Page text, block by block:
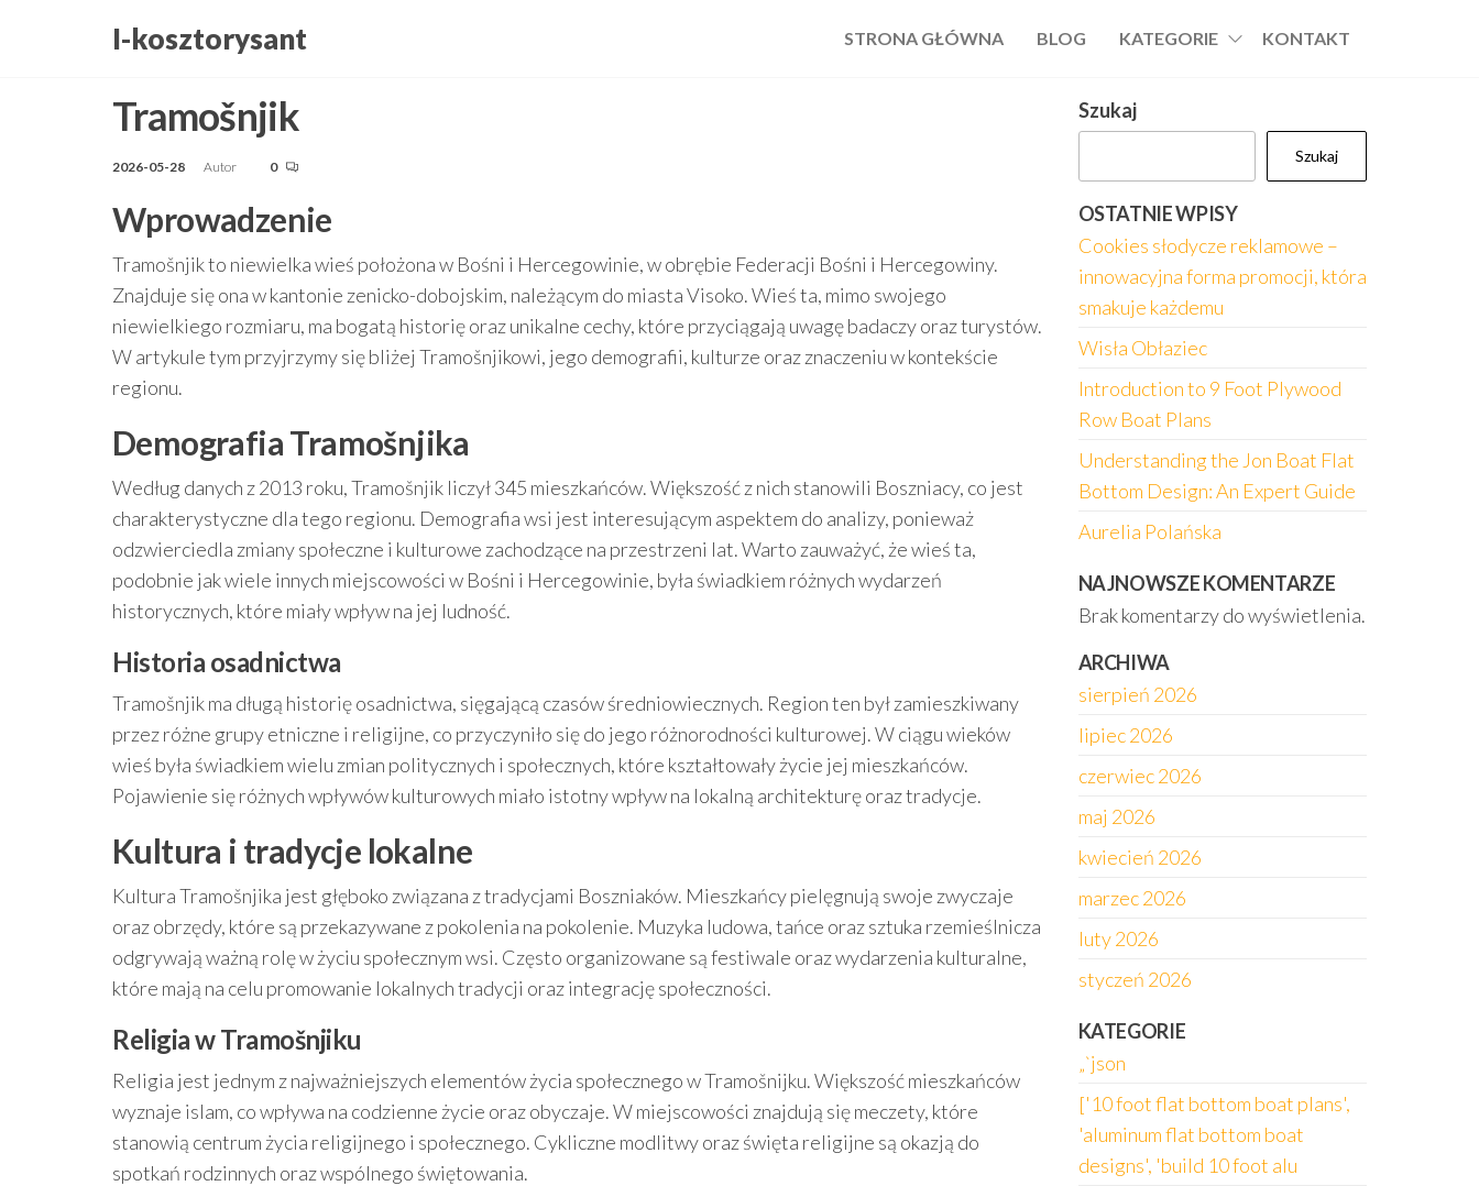
I-kosztorysant STRONA GŁÓWNA BLOG KATEGORIE KONTAKT
Tramošnjik
2026-05-28 Autor 0
Wprowadzenie
Tramošnjik to niewielka wieś położona w Bośni i Hercegowinie, w obrębie Federacji Bośni i Hercegowiny.
Znajduje się ona w kantonie zenicko-dobojskim, należącym do miasta Visoko. Wieś ta, mimo swojego
niewielkiego rozmiaru, ma bogatą historię oraz unikalne cechy, które przyciągają uwagę badaczy oraz turystów.
W artykule tym przyjrzymy się bliżej Tramošnjikowi, jego demografii, kulturze oraz znaczeniu w kontekście
regionu.
Demografia Tramošnjika
Według danych z 2013 roku, Tramošnjik liczył 345 mieszkańców. Większość z nich stanowili Boszniacy, co jest
charakterystyczne dla tego regionu. Demografia wsi jest interesującym aspektem do analizy, ponieważ
odzwierciedla zmiany społeczne i kulturowe zachodzące na przestrzeni lat. Warto zauważyć, że wieś ta,
podobnie jak wiele innych miejscowości w Bośni i Hercegowinie, była świadkiem różnych wydarzeń
historycznych, które miały wpływ na jej ludność.
Historia osadnictwa
Tramošnjik ma długą historię osadnictwa, sięgającą czasów średniowiecznych. Region ten był zamieszkiwany
przez różne grupy etniczne i religijne, co przyczyniło się do jego różnorodności kulturowej. W ciągu wieków
wieś była świadkiem wielu zmian politycznych i społecznych, które kształtowały życie jej mieszkańców.
Pojawienie się różnych wpływów kulturowych miało istotny wpływ na lokalną architekturę oraz tradycje.
Kultura i tradycje lokalne
Kultura Tramošnjika jest głęboko związana z tradycjami Boszniaków. Mieszkańcy pielęgnują swoje zwyczaje
oraz obrzędy, które są przekazywane z pokolenia na pokolenie. Muzyka ludowa, tańce oraz sztuka rzemieślnicza
odgrywają ważną rolę w życiu społecznym wsi. Często organizowane są festiwale oraz wydarzenia kulturalne,
które mają na celu promowanie lokalnych tradycji oraz integrację społeczności.
Religia w Tramošnjiku
Religia jest jednym z najważniejszych elementów życia społecznego w Tramošnijku. Większość mieszkańców
wyznaje islam, co wpływa na codzienne życie oraz obyczaje. W miejscowości znajdują się meczety, które
stanowią centrum życia religijnego i społecznego. Cykliczne modlitwy oraz święta religijne są okazją do
spotkań rodzinnych oraz wspólnego świętowania.
Szukaj
Szukaj
OSTATNIE WPISY
Cookies słodycze reklamowe –
innowacyjna forma promocji, która
smakuje każdemu
Wisła Obłaziec
Introduction to 9 Foot Plywood
Row Boat Plans
Understanding the Jon Boat Flat
Bottom Design: An Expert Guide
Aurelia Polańska
NAJNOWSZE KOMENTARZE
Brak komentarzy do wyświetlenia.
ARCHIWA
sierpień 2026
lipiec 2026
czerwiec 2026
maj 2026
kwiecień 2026
marzec 2026
luty 2026
styczeń 2026
KATEGORIE
„`json
['10 foot flat bottom boat plans',
'aluminum flat bottom boat
designs', 'build 10 foot alu